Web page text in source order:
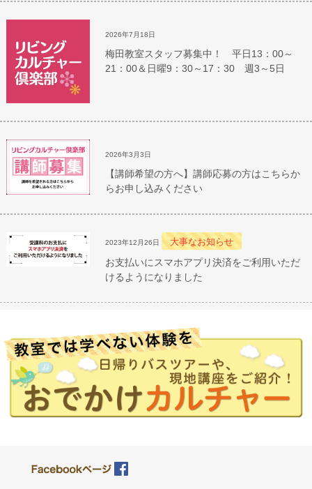
2026年7月18日
梅田教室スタッフ募集中！ 平日13：00～
21：00＆日曜9：30～17：30 週3～5日
2026年3月3日
【講師希望の方へ】講師応募の方はこちらか
らお申し込みください
2023年12月26日 大事なお知らせ
お支払いにスマホアプリ決済をご利用いただ
けるようになりました